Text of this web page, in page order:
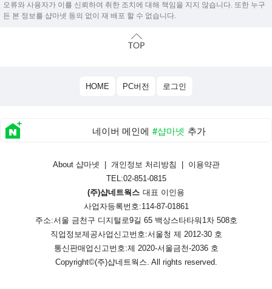
오류와 사용자가 이를 신뢰하여 취한 조치에 대해 책임을 지지 않습니다. 또한 누구
든 본 정보를 샵마넷 동의 없이 재 배포 할 수 없습니다.
HOME PC버전 로그인
네이버 메인에 #샵마넷 추가
About 샵마넷 개인정보 처리방침
이용약관
TEL:02-851-0815
(주)샵네트웍스 대표 이인용
사업자등록번호:114-87-01861
주소:서울 금천구 디지털로9길 65 백상스타타워1차 508호
직업정보제공사업신고번호:서울청 제 2012-30 호
통신판매업신고번호:제 2020-서울금천-2036 호
Copyright©(주)샵네트웍스. All rights reserved.